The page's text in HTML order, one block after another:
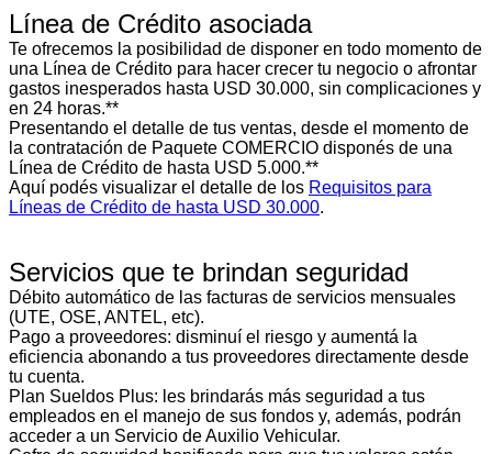
Línea de Crédito asociada
Te ofrecemos la posibilidad de disponer en todo momento de
una Línea de Crédito para hacer crecer tu negocio o afrontar
gastos inesperados hasta USD 30.000, sin complicaciones y
en 24 horas.**
Presentando el detalle de tus ventas, desde el momento de
la contratación de Paquete COMERCIO disponés de una
Línea de Crédito de hasta USD 5.000.**
Aquí podés visualizar el detalle de los Requisitos para
Líneas de Crédito de hasta USD 30.000.
Servicios que te brindan seguridad
Débito automático de las facturas de servicios mensuales
(UTE, OSE, ANTEL, etc).
Pago a proveedores: disminuí el riesgo y aumentá la
eficiencia abonando a tus proveedores directamente desde
tu cuenta.
Plan Sueldos Plus: les brindarás más seguridad a tus
empleados en el manejo de sus fondos y, además, podrán
acceder a un Servicio de Auxilio Vehicular.